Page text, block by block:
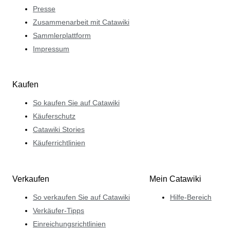
Presse
Zusammenarbeit mit Catawiki
Sammlerplattform
Impressum
Kaufen
So kaufen Sie auf Catawiki
Käuferschutz
Catawiki Stories
Käuferrichtlinien
Verkaufen
So verkaufen Sie auf Catawiki
Verkäufer-Tipps
Einreichungsrichtlinien
Mein Catawiki
Hilfe-Bereich